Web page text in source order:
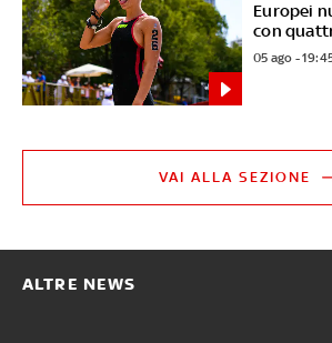
Europei
con
05 ago -
VAI ALLA SEZIONE
ALTRE NEWS